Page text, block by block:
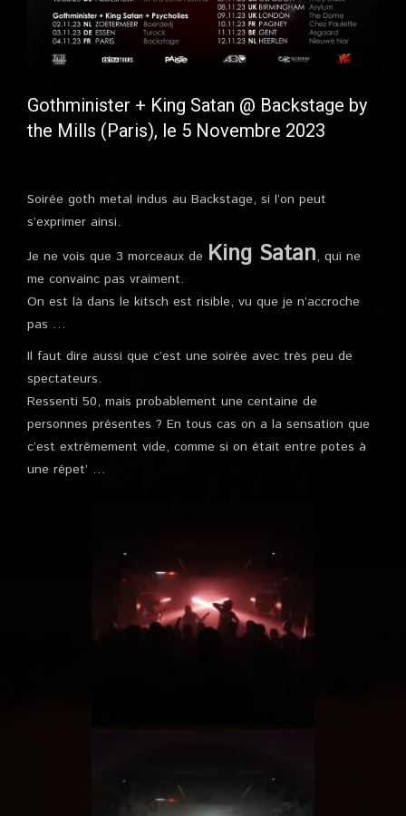
Gothminister + King Satan @ Backstage by
the Mills (Paris), le 5 Novembre 2023
Soirée goth metal indus au Backstage, si l’on peut
s’exprimer ainsi.
Je ne vois que 3 morceaux de King Satan, qui ne
me convainc pas vraiment.
On est là dans le kitsch est risible, vu que je n’accroche
pas …
Il faut dire aussi que c’est une soirée avec très peu de
spectateurs.
Ressenti 50, mais probablement une centaine de
personnes présentes ? En tous cas on a la sensation que
c’est extrêmement vide, comme si on était entre potes à
une répet’ …